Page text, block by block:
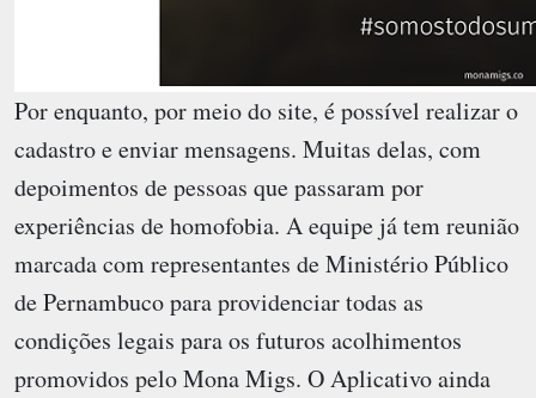
Por enquanto, por meio do site, é possível realizar o
cadastro e enviar mensagens. Muitas delas, com
depoimentos de pessoas que passaram por
experiências de homofobia. A equipe já tem reunião
marcada com representantes de Ministério Público
de Pernambuco para providenciar todas as
condições legais para os futuros acolhimentos
promovidos pelo Mona Migs. O Aplicativo ainda